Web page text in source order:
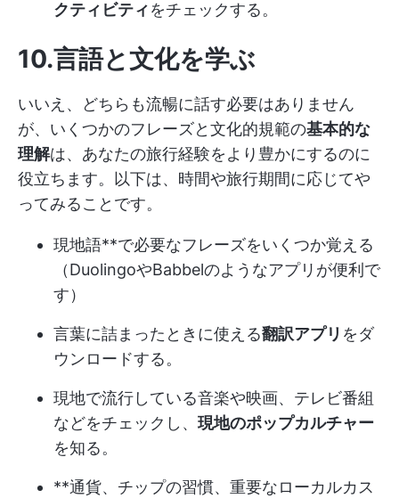
クティビティをチェックする。
10.言語と文化を学ぶ
いいえ、どちらも流暢に話す必要はありません
が、いくつかのフレーズと文化的規範の基本的な
理解は、あなたの旅行経験をより豊かにするのに
役立ちます。以下は、時間や旅行期間に応じてや
ってみることです。
現地語**で必要なフレーズをいくつか覚える
（DuolingoやBabbelのようなアプリが便利で
す）
言葉に詰まったときに使える翻訳アプリ をダ
ウンロードする。
現地で流行している音楽や映画、テレビ番組
などをチェックし、 現地のポップカルチャー
を知る。
**通貨、チップの習慣、重要なローカルカス